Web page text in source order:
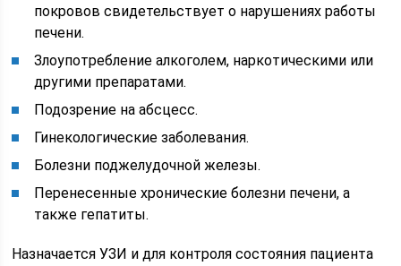
покровов свидетельствует о нарушениях работы
печени.
Злоупотребление алкоголем, наркотическими или
другими препаратами.
Подозрение на абсцесс.
Гинекологические заболевания.
Болезни поджелудочной железы.
Перенесенные хронические болезни печени, а
также гепатиты.
Назначается УЗИ и для контроля состояния пациента